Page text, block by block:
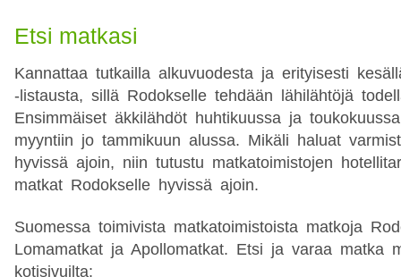
Etsi matkasi
Kannattaa tutkailla alkuvuodesta ja erityisesti
-listausta, sillä Rodokselle tehdään lähilähtöjä
Ensimmäiset äkkilähdöt huhtikuussa ja
myyntiin jo tammikuun alussa. Mikäli haluat
hyvissä ajoin, niin tutustu matkatoimistojen
matkat Rodokselle hyvissä ajoin.
Suomessa toimivista matkatoimistoista matkoja
Lomamatkat ja Apollomatkat. Etsi ja varaa matka
kotisivuilta: